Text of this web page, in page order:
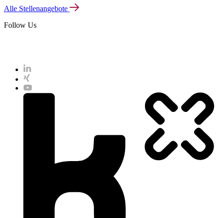
Alle Stellenangebote
Follow Us